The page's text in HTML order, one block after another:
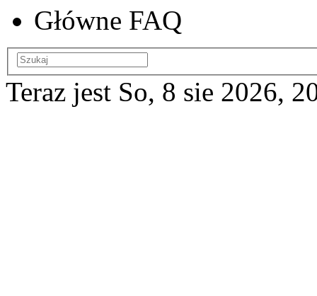
Główne FAQ
Teraz jest So, 8 sie 2026,